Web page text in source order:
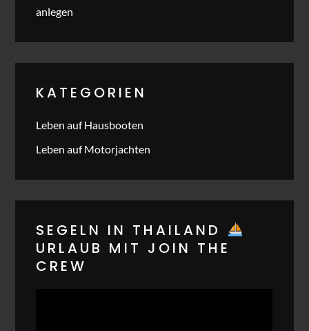
anlegen
KATEGORIEN
Leben auf Hausbooten
Leben auf Motorjachten
SEGELN IN THAILAND
URLAUB MIT JOIN THE
CREW